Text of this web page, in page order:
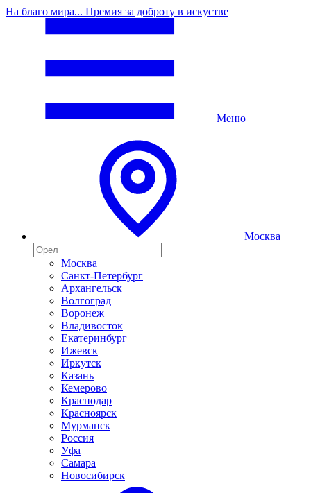
На благо мира... Премия за доброту в искустве
Меню
Москва
Москва
Санкт-Петербург
Архангельск
Волгоград
Воронеж
Владивосток
Екатеринбург
Ижевск
Иркутск
Казань
Кемерово
Краснодар
Красноярск
Мурманск
Россия
Уфа
Самара
Новосибирск